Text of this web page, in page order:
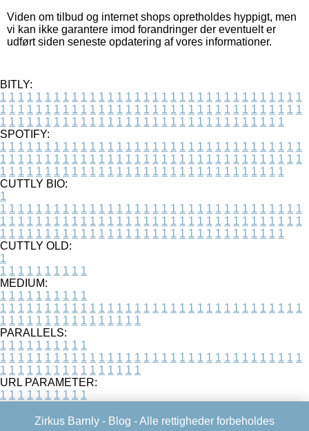
Viden om tilbud og internet shops opretholdes hyppigt, men
vi kan ikke garantere imod forandringer der eventuelt er
udført siden seneste opdatering af vores informationer.
BITLY:
1 1 1 1 1 1 1 1 1 1 1 1 1 1 1 1 1 1 1 1 1 1 1 1 1 1 1 1 1 1 1 1 1 1
1 1 1 1 1 1 1 1 1 1 1 1 1 1 1 1 1 1 1 1 1 1 1 1 1 1 1 1 1 1 1 1 1 1
1 1 1 1 1 1 1 1 1 1 1 1 1 1 1 1 1 1 1 1 1 1 1 1 1 1 1 1 1 1 1 1
SPOTIFY:
1 1 1 1 1 1 1 1 1 1 1 1 1 1 1 1 1 1 1 1 1 1 1 1 1 1 1 1 1 1 1 1 1 1
1 1 1 1 1 1 1 1 1 1 1 1 1 1 1 1 1 1 1 1 1 1 1 1 1 1 1 1 1 1 1 1 1 1
1 1 1 1 1 1 1 1 1 1 1 1 1 1 1 1 1 1 1 1 1 1 1 1 1 1 1 1 1 1 1 1
CUTTLY BIO:
1
1 1 1 1 1 1 1 1 1 1 1 1 1 1 1 1 1 1 1 1 1 1 1 1 1 1 1 1 1 1 1 1 1 1
1 1 1 1 1 1 1 1 1 1 1 1 1 1 1 1 1 1 1 1 1 1 1 1 1 1 1 1 1 1 1 1 1 1
1 1 1 1 1 1 1 1 1 1 1 1 1 1 1 1 1 1 1 1 1 1 1 1 1 1 1 1 1 1 1 1
CUTTLY OLD:
1
1 1 1 1 1 1 1 1 1 1
MEDIUM:
1 1 1 1 1 1 1 1 1 1
1 1 1 1 1 1 1 1 1 1 1 1 1 1 1 1 1 1 1 1 1 1 1 1 1 1 1 1 1 1 1 1 1 1
1 1 1 1 1 1 1 1 1 1 1 1 1 1 1 1
PARALLELS:
1 1 1 1 1 1 1 1 1 1
1 1 1 1 1 1 1 1 1 1 1 1 1 1 1 1 1 1 1 1 1 1 1 1 1 1 1 1 1 1 1 1 1 1
1 1 1 1 1 1 1 1 1 1 1 1 1 1 1 1
URL PARAMETER:
1 1 1 1 1 1 1 1 1 1
Zirkus Barnly - Blog - Alle rettigheder forbeholdes